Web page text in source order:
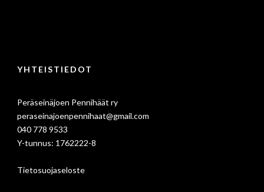
YHTEISTIEDOT
Peräseinäjoen Pennihäät ry
peraseinajoenpennihaat@gmail.com
040 778 9533
Y-tunnus: 1762222-8
Tietosuojaseloste